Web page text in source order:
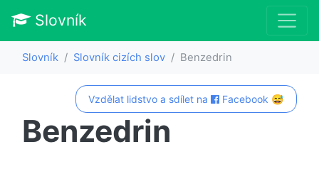
Slovník
Slovník Slovník cizích slov Benzedrin
Vzdělat lidstvo a sdílet na Facebook 😅
Benzedrin